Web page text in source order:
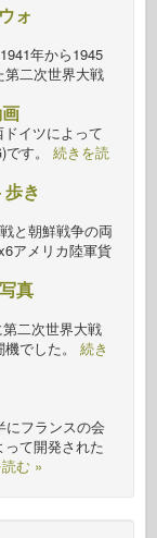
ォ
年から1945
二次世界大戦
イツによって
す。 続きを読
き
と朝鮮戦争の両
アメリカ陸軍貨
真
二次世界大戦
でした。 続き
にフランスの会
て開発された
む »